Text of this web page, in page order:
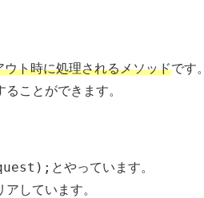
ウト時に処理されるメソッドです。
ことができます。
とやっています。
しています。